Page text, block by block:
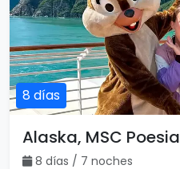
8 días
Alaska, MSC Poesia
8 días / 7 noches